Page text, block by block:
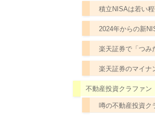
積立NISAは若い
2024年からの新
楽天証券で「つみ
楽天証券のマイナ
不動産投資クラファン
噂の不動産投資ク